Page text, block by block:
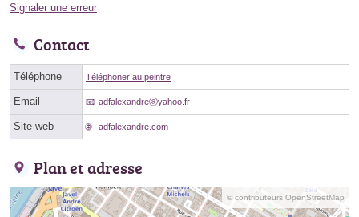
Signaler une erreur
Contact
Téléphone Téléphoner au peintre
Email adfalexandreⓐyahoo.fr
Site web adfalexandre.com
Plan et adresse
© contributeurs OpenStreetMap